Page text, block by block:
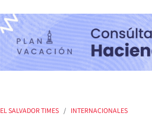
EL SALVADOR TIMES INTERNACIONALES